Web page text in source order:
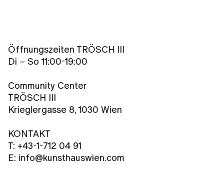
Öffnungszeiten TRÖSCH III
Di – So 11:00-19:00
Community Center
TRÖSCH III
Krieglergasse 8, 1030 Wien
KONTAKT
T: +43-1-712 04 91
E: info@kunsthauswien.com